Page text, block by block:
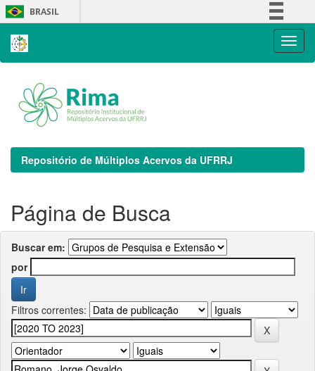
Skip
navigation
BRASIL
Repositório de Múltiplos Acervos da UFRRJ
Página de Busca
Buscar em:
por
Filtros correntes: